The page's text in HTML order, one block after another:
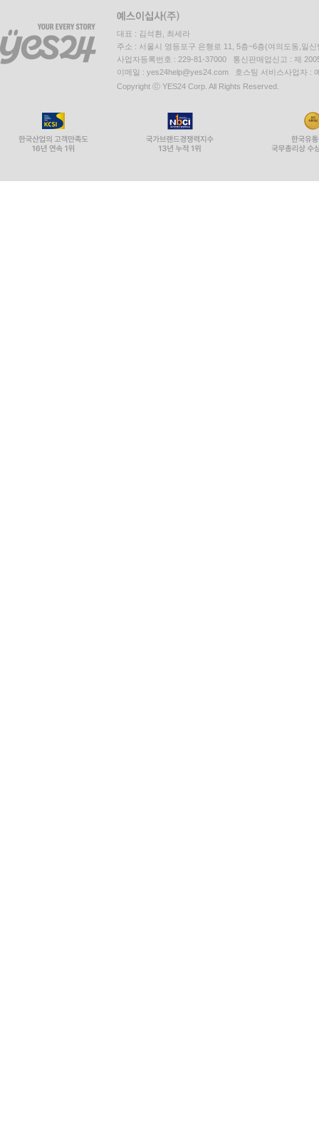
대표 : 김석환, 최세라
주소 : 서울시 영등포구 은행로 11, 5층~6층(여의도동,일신
사업자등록번호 : 229-81-37000 통신판매업신고 : 제
이메일 : yes24help@yes24.com 호스팅 서비스사업자 :
Copyright ⓒ YES24 Corp. All Rights Reserved.